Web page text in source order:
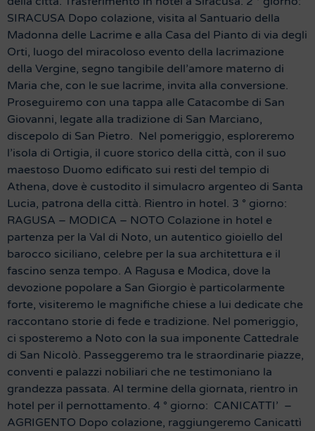
SIRACUSA Dopo colazione, visita al Santuario della
Madonna delle Lacrime e alla Casa del Pianto di via degli
Orti, luogo del miracoloso evento della lacrimazione
della Vergine, segno tangibile dell’amore materno di
Maria che, con le sue lacrime, invita alla conversione.
Proseguiremo con una tappa alle Catacombe di San
Giovanni, legate alla tradizione di San Marciano,
discepolo di San Pietro. Nel pomeriggio, esploreremo
l’isola di Ortigia, il cuore storico della città, con il suo
maestoso Duomo edificato sui resti del tempio di
Athena, dove è custodito il simulacro argenteo di Santa
Lucia, patrona della città. Rientro in hotel. 3 ° giorno:
RAGUSA – MODICA – NOTO Colazione in hotel e
partenza per la Val di Noto, un autentico gioiello del
barocco siciliano, celebre per la sua architettura e il
fascino senza tempo. A Ragusa e Modica, dove la
devozione popolare a San Giorgio è particolarmente
forte, visiteremo le magnifiche chiese a lui dedicate che
raccontano storie di fede e tradizione. Nel pomeriggio,
ci sposteremo a Noto con la sua imponente Cattedrale
di San Nicolò. Passeggeremo tra le straordinarie piazze,
conventi e palazzi nobiliari che ne testimoniano la
grandezza passata. Al termine della giornata, rientro in
hotel per il pernottamento. 4 ° giorno: CANICATTI’ –
AGRIGENTO Dopo colazione, raggiungeremo Canicattì